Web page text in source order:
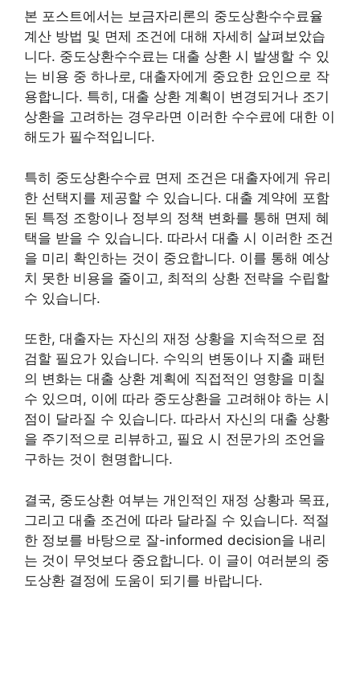
본 포스트에서는 보금자리론의 중도상환수수료율
계산 방법 및 면제 조건에 대해 자세히 살펴보았습
니다. 중도상환수수료는 대출 상환 시 발생할 수 있
는 비용 중 하나로, 대출자에게 중요한 요인으로 작
용합니다. 특히, 대출 상환 계획이 변경되거나 조기
상환을 고려하는 경우라면 이러한 수수료에 대한 이
해도가 필수적입니다.
특히 중도상환수수료 면제 조건은 대출자에게 유리
한 선택지를 제공할 수 있습니다. 대출 계약에 포함
된 특정 조항이나 정부의 정책 변화를 통해 면제 혜
택을 받을 수 있습니다. 따라서 대출 시 이러한 조건
을 미리 확인하는 것이 중요합니다. 이를 통해 예상
치 못한 비용을 줄이고, 최적의 상환 전략을 수립할
수 있습니다.
또한, 대출자는 자신의 재정 상황을 지속적으로 점
검할 필요가 있습니다. 수익의 변동이나 지출 패턴
의 변화는 대출 상환 계획에 직접적인 영향을 미칠
수 있으며, 이에 따라 중도상환을 고려해야 하는 시
점이 달라질 수 있습니다. 따라서 자신의 대출 상황
을 주기적으로 리뷰하고, 필요 시 전문가의 조언을
구하는 것이 현명합니다.
결국, 중도상환 여부는 개인적인 재정 상황과 목표,
그리고 대출 조건에 따라 달라질 수 있습니다. 적절
한 정보를 바탕으로 잘-informed decision을 내리
는 것이 무엇보다 중요합니다. 이 글이 여러분의 중
도상환 결정에 도움이 되기를 바랍니다.